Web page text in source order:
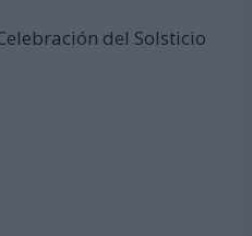
del Solsticio